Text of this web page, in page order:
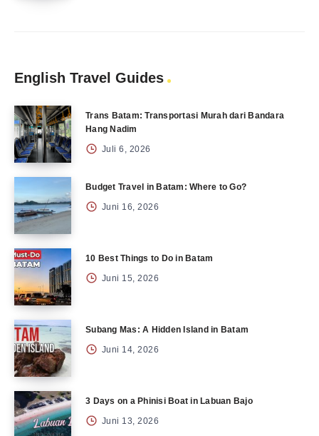
English Travel Guides
Trans Batam: Transportasi Murah dari Bandara
Hang Nadim
Juli 6, 2026
Budget Travel in Batam: Where to Go?
Juni 16, 2026
10 Best Things to Do in Batam
Juni 15, 2026
Subang Mas: A Hidden Island in Batam
Juni 14, 2026
3 Days on a Phinisi Boat in Labuan Bajo
Juni 13, 2026